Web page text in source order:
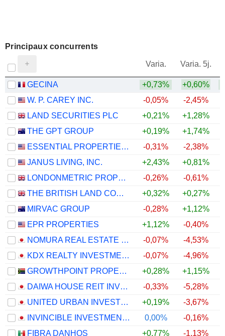
Principaux concurrents
Varia. Varia. 5j.
GECINA
+0,73% +0,60%
W. P. CAREY INC.
-0,05% -2,45%
LAND SECURITIES PLC
+0,21% +1,28%
THE GPT GROUP
+0,19% +1,74%
ESSENTIAL PROPERTIES REALTY TRUST, INC.
-0,31% -2,38%
JANUS LIVING, INC.
+2,43% +0,81%
LONDONMETRIC PROPERTY PLC
-0,26% -0,61%
THE BRITISH LAND COMPANY PLC
+0,32% +0,27%
MIRVAC GROUP
-0,28% +1,12%
EPR PROPERTIES
+1,12% -0,40%
NOMURA REAL ESTATE MASTER FUND, INC.
-0,07% -4,53%
KDX REALTY INVESTMENT CORPORATION
-0,07% -4,96%
GROWTHPOINT PROPERTIES LIMITED
+0,28% +1,15%
DAIWA HOUSE REIT INVESTMENT CORPORATION
-0,33% -5,28%
UNITED URBAN INVESTMENT CORPORATION
+0,19% -3,67%
INVINCIBLE INVESTMENT CORPORATION
0,00% -0,16%
FIBRA DANHOS
+0,77% -1,13%